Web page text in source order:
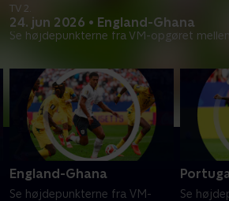
24. jun 2026 • England-Ghana
Se højdepunkterne fra VM-opgøret
TV 2.
England-Ghana
Se højdepunkterne fra VM-
Se